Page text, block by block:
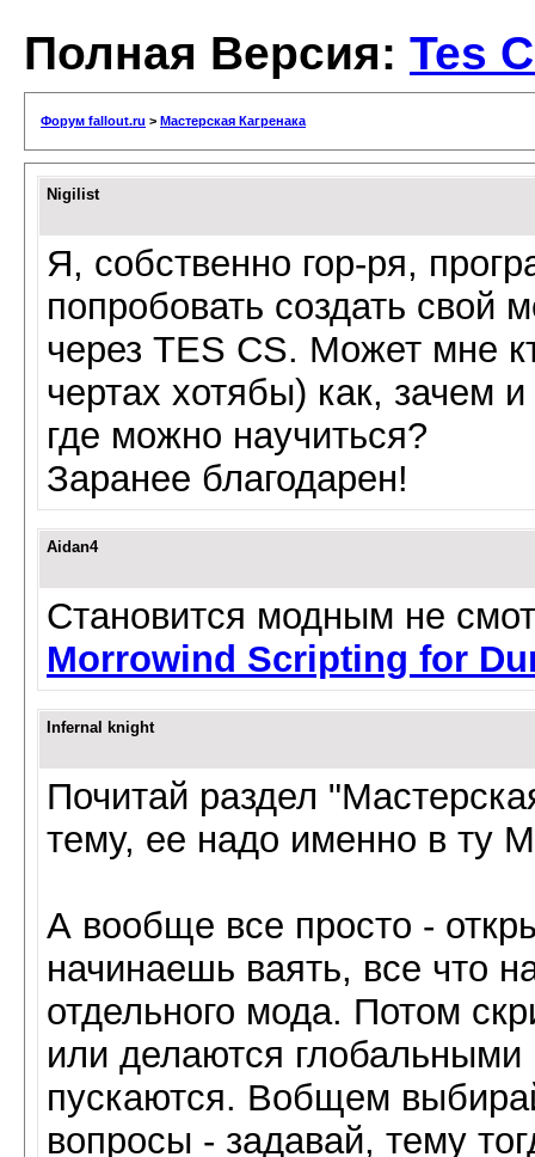
Полная Версия: Tes
Форум fallout.ru > Мастерская Кагренака
Nigilist
Я, собственно гор-ря,
попробовать создать свой
через TES CS. Может мне
чертах хотябы) как, зачем
где можно научиться?
Заранее благодарен!
Aidan4
Становится модным не
Morrowind Scripting for
Infernal knight
Почитай раздел
тему, ее надо именно в ту
А вообще все просто -
начинаешь ваять, все что
отдельного мода. Потом
или делаются глобальными
пускаются. Вобщем
вопросы - задавай, тему